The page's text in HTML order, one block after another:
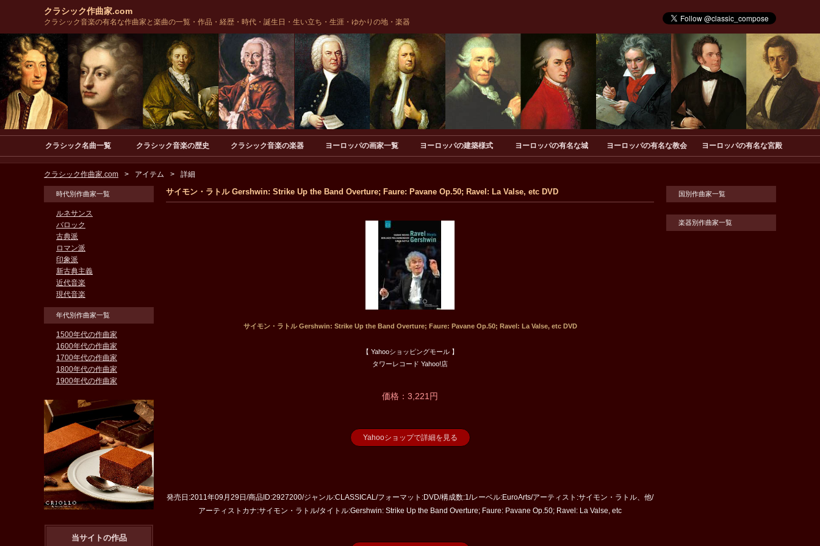
クラシック作曲家.com
クラシック音楽の有名な作曲家と楽曲の一覧・作品・経歴・時代・誕生日・生い立ち・生涯・ゆかりの地・楽器
クラシック名曲一覧 クラシック音楽の歴史 クラシック音楽の楽器 ヨーロッパの画家一覧 ヨーロッパの建築様式 ヨーロッパの有名な城 ヨーロッパの有名な教会 ヨーロッパの有名な宮殿
クラシック作曲家.com アイテム 詳細
サイモン・ラトル Gershwin: Strike Up the Band Overture; Faure: Pavane Op.50; Ravel: La Valse, etc DVD
サイモン・ラトル Gershwin: Strike Up the Band Overture; Faure: Pavane Op.50; Ravel: La Valse, etc DVD
【 Yahooショッピングモール 】
タワーレコード Yahoo!店
価格：3,221円
Yahooショップで詳細を見る
発売日:2011年09月29日/商品ID:2927200/ジャンル:CLASSICAL/フォーマット:DVD/構成数:1/レーベル:EuroArts/アーティスト:サイモン・ラトル、他/
アーティストカナ:サイモン・ラトル/タイトル:Gershwin: Strike Up the Band Overture; Faure: Pavane Op.50; Ravel: La Valse, etc
時代別作曲家一覧
ルネサンス
バロック
古典派
ロマン派
印象派
新古典主義
近代音楽
現代音楽
年代別作曲家一覧
1500年代の作曲家
1600年代の作曲家
1700年代の作曲家
1800年代の作曲家
1900年代の作曲家
当サイトの作品
国別作曲家一覧
楽器別作曲家一覧